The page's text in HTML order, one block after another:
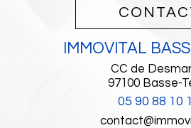
IMMOVITAL
CC de
97100 Basse-
05 90 88 10